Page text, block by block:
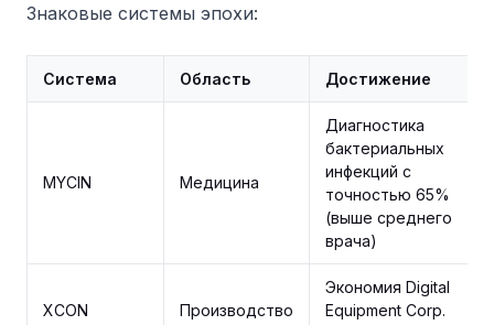
Знаковые системы эпохи:
Система Область Достижение
MYCIN Медицина
Диагностика
бактериальных
инфекций с
точностью 65%
(выше среднего
врача)
XCON Производство
Экономия Digital
Equipment Corp.